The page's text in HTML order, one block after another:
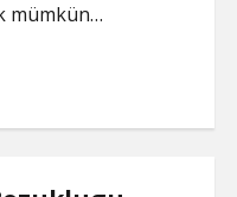
mümkün…